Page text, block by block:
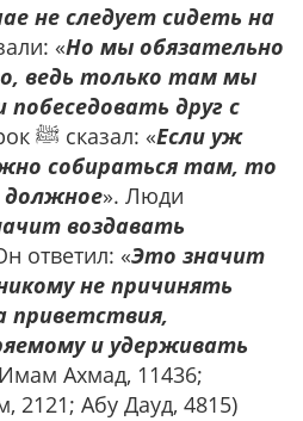
не следует сидеть на
«Но мы обязательно
ведь только там мы
друг с
». Тогда Пророк ﷺ сказал: «Если уж
собираться там, то
должное». Люди
воздавать
ответил: «Это значит
не причинять
приветствия,
и удерживать
Ахмад, 11436;
2121; Абу Дауд, 4815)